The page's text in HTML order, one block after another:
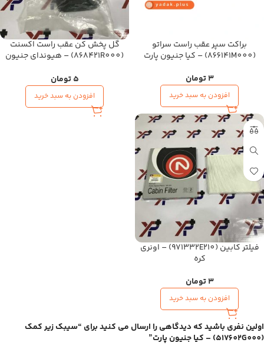
براکت سپر عقب راست سراتو
(866141M000) – کیا جنیون پارت
3تومان
افزودن به سبد خرید
گل پخش کن عقب راست اکسنت
(868421R000) – هیوندای جنیون
5 تومان
افزودن به سبد خرید
فیلتر کابین (971332E210) – اونری
کره
3تومان
افزودن به سبد خرید
اولین نفری باشید که دیدگاهی را ارسال می کنید برای “سیبک زیر کمک
(517602G000) – کیا جنیون پارت”